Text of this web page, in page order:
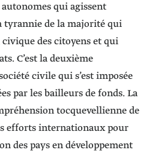
autonomes qui agissent
tyrannie de la majorité qui
des citoyens et qui
C’est la deuxième
civile qui s’est imposée
par les bailleurs de fonds. La
tocquevellienne de
efforts internationaux pour
des pays en développement